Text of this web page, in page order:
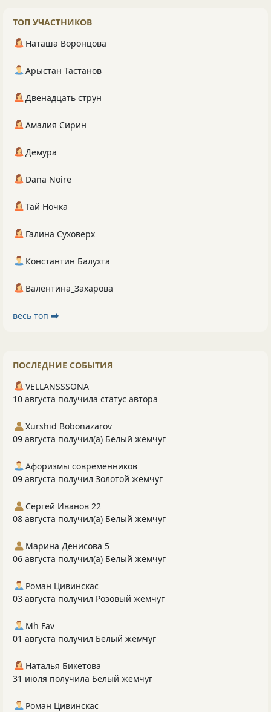
ТОП УЧАСТНИКОВ
Наташа Воронцова
Арыстан Тастанов
Двенадцать струн
Амалия Сирин
Демура
Dana Noire
Тай Ночка
Галина Суховерх
Константин Балухта
Валентина_Захарова
весь топ ⮕
ПОСЛЕДНИЕ СОБЫТИЯ
VELLANSSSONA
10 августа получила статус автора
Xurshid Bobonazarov
09 августа получил(а) Белый жемчуг
Афоризмы современников
09 августа получил Золотой жемчуг
Сергей Иванов 22
08 августа получил(а) Белый жемчуг
Марина Денисова 5
06 августа получил(а) Белый жемчуг
Роман Цивинскас
03 августа получил Розовый жемчуг
Mh Fav
01 августа получил Белый жемчуг
Наталья Бикетова
31 июля получила Белый жемчуг
Роман Цивинскас